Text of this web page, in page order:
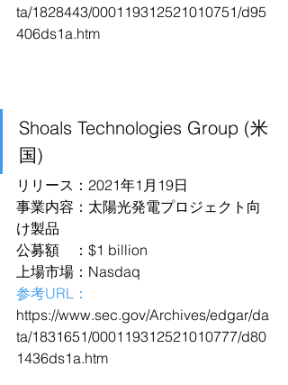
ta/1828443/000119312521010751/d95
406ds1a.htm
Shoals Technologies Group (米
国)
リリース：2021年1月19日
事業内容：太陽光発電プロジェクト向
け製品
公募額　：$1 billion
上場市場：Nasdaq
参考URL：
https://www.sec.gov/Archives/edgar/da
ta/1831651/000119312521010777/d80
1436ds1a.htm